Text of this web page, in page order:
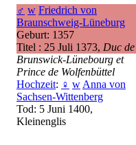
♂ w Friedrich von
Braunschweig-Lüneburg
Geburt: 1357
Titel : 25 Juli 1373, Duc de
Brunswick-Lünebourg et
Prince de Wolfenbüttel
Hochzeit: ♀ w Anna von
Sachsen-Wittenberg
Tod: 5 Juni 1400,
Kleinenglis